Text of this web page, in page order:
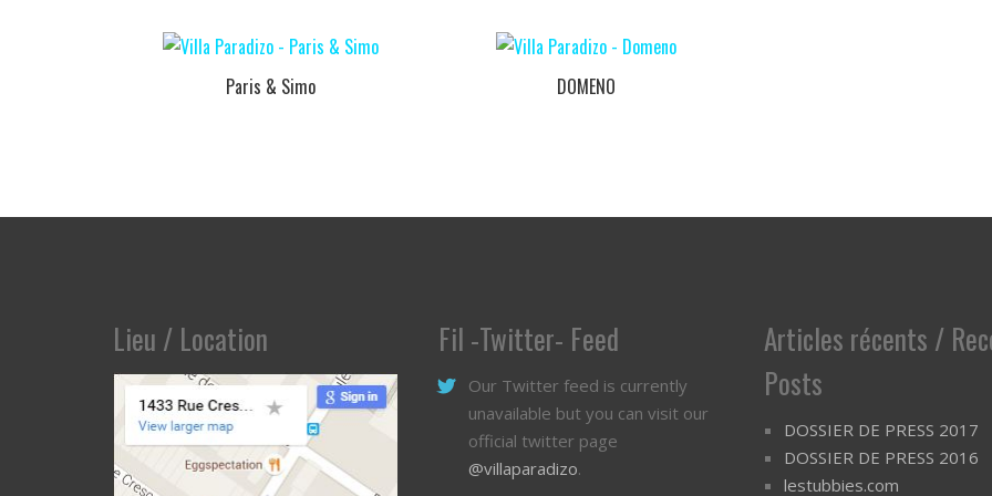
Paris & Simo DOMENO
Lieu / Location Fil -Twitter- Feed
Our Twitter feed is currently
unavailable but you can visit our
official twitter page
@villaparadizo.
Articles récents /
Posts
DOSSIER DE PRESS 2017
DOSSIER DE PRESS 2016
lestubbies.com